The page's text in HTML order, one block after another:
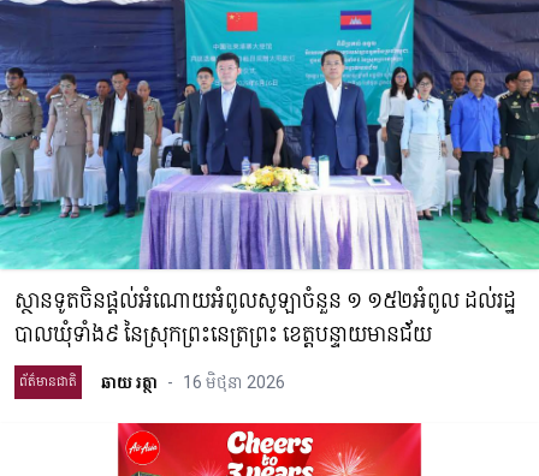
ស្ថានទូតចិនផ្តល់អំណោយអំពូលសូឡាចំនួន ១ ១៥២អំពូល ដល់រដ្ឋ​
បាល​ឃុំទាំង៩ នៃស្រុកព្រះនេត្រព្រះ ខេត្តបន្ទាយមានជ័យ
ព័ត៌មានជាតិ ឆាយ រត្ថា - 16 មិថុនា 2026